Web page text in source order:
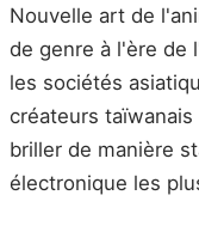
Nouvelle art de
de genre à l'ère de
les sociétés
créateurs
briller de manière
électronique les